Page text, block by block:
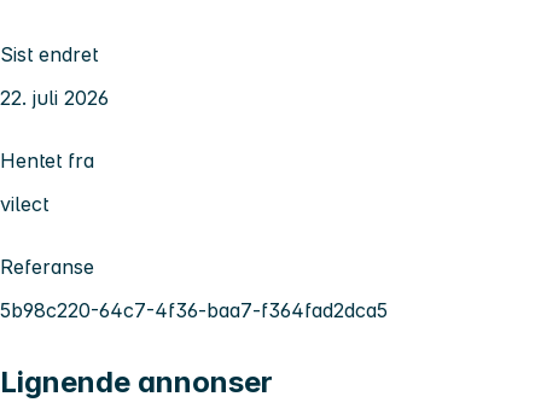
Sist endret
22. juli 2026
Hentet fra
vilect
Referanse
5b98c220-64c7-4f36-baa7-f364fad2dca5
Lignende annonser